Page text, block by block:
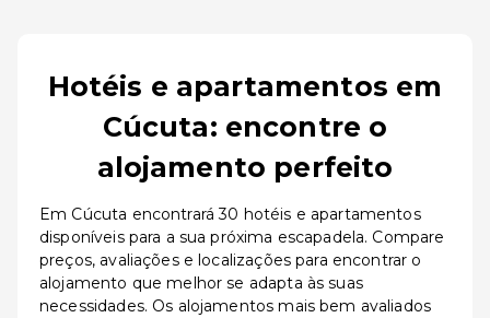
Hotéis e apartamentos em
Cúcuta: encontre o
alojamento perfeito
Em Cúcuta encontrará 30 hotéis e apartamentos
disponíveis para a sua próxima escapadela. Compare
preços, avaliações e localizações para encontrar o
alojamento que melhor se adapta às suas
necessidades. Os alojamentos mais bem avaliados